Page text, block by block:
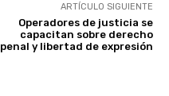
ARTÍCULO SIGUIENTE
Operadores de justicia se
capacitan sobre derecho
penal y libertad de expresión